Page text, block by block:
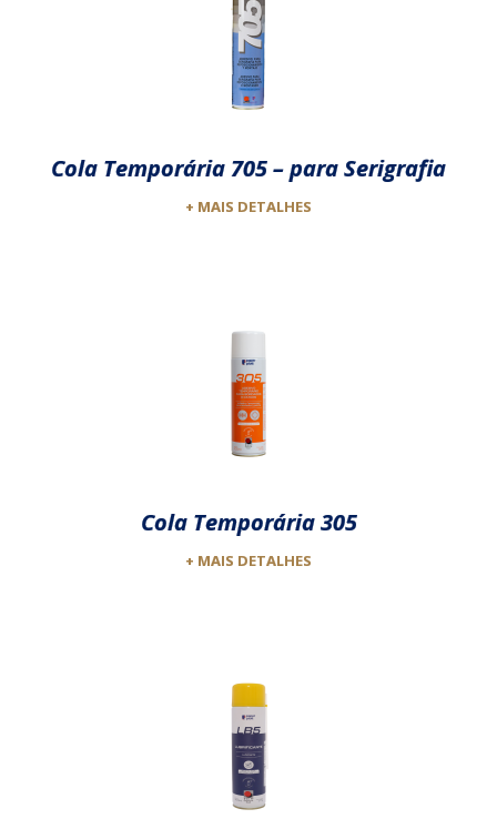
Cola Temporária 705 – para Serigrafia
+ MAIS DETALHES
Cola Temporária 305
+ MAIS DETALHES